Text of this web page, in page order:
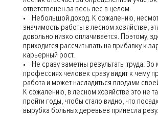
ответственен за весь лес в целом.
• Небольшой доход. К сожалению,
значимость работы в лесном хозяйстве,
довольно низко оплачивается. Поэтому,
приходится рассчитывать на прибавку к
карьерный рост.
• Не сразу заметны результаты труда. Во
профессиях человек сразу видит к чему
работа и может насладиться плодами
К сожалению, в лесном хозяйстве это не
пройти годы, чтобы стало видно, что
вырубка больных деревьев принесла